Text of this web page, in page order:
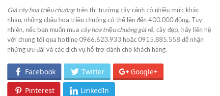
Giá cây hoa triệu chuôngtrên thị trường cây cảnh có nhiều mức khác
nhau, những chậu hoa triệu chuông có thể lên đến 400.000 đồng. Tuy
nhiên, nếu bạn muốn mua cây hoa triệu chuông giá rẻ, cây đẹp, hãy liên hệ
với chung tôi qua hotline 0966.623.933 hoặc 0915.885.558 để nhận
những ưu đãi và các dịch vụ hỗ trợ dành cho khách hàng.
Facebook Twitter Google+
Pinterest LinkedIn